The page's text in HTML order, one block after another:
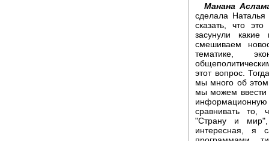
Манана
сделала
сказать, что
засунули
смешиваем
тематике,
этот вопрос.
мы много об
мы можем ввести
сравнивать то,
"Страну и
интересная, я